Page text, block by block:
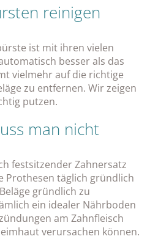
reinigen
ist mit ihren vielen
besser als das
vielmehr auf die richtige
zu entfernen. Wir zeigen
putzen.
man nicht
festsitzender Zahnersatz
Prothesen täglich gründlich
gründlich zu
ein idealer Nährboden
am Zahnfleisch
verursachen können.